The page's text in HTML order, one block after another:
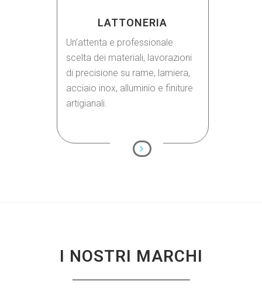
LATTONERIA
Un’attenta e professionale
scelta dei materiali, lavorazioni
di precisione su rame, lamiera,
acciaio inox, alluminio e finiture
artigianali.
I NOSTRI MARCHI